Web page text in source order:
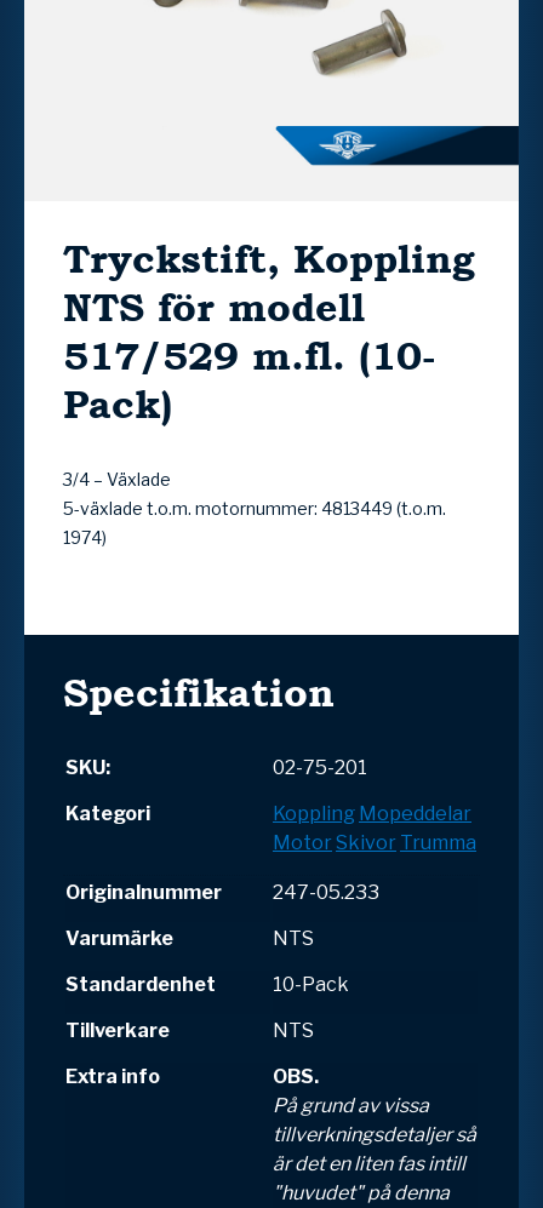
Tryckstift, Koppling
NTS för modell
517/529 m.fl. (10-
Pack)
3/4 – Växlade
5-växlade t.o.m. motornummer: 4813449 (t.o.m.
1974)
Specifikation
SKU:
02-75-201
Kategori
Koppling Mopeddelar
MotorSkivor Trumma
Originalnummer
247-05.233
Varumärke
NTS
Standardenhet
10-Pack
Tillverkare
NTS
Extra info
OBS.
På grund av vissa
tillverkningsdetaljer så
är det en liten fas intill
"huvudet" på denna